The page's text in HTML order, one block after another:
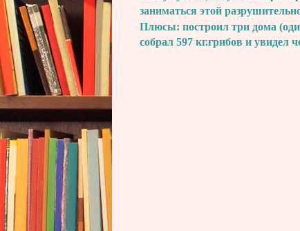
заниматься этой
Плюсы: построил три дома
собрал 597 кг.грибов и увидел